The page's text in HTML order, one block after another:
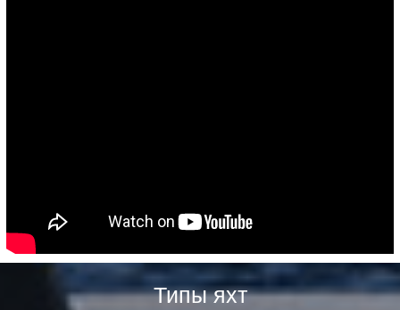
Типы яхт